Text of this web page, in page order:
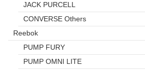
JACK PURCELL
CONVERSE Others
Reebok
PUMP FURY
PUMP OMNI LITE